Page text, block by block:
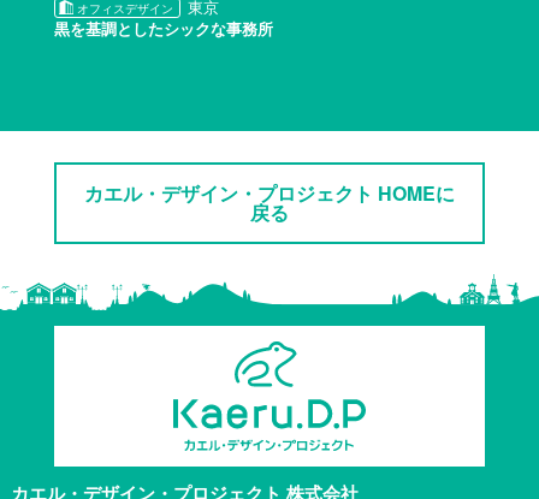
オフィスデザイン 東京
黒を基調としたシックな事務所
カエル・デザイン・プロジェクト HOMEに
戻る
カエル・デザイン・プロジェクト 株式会社